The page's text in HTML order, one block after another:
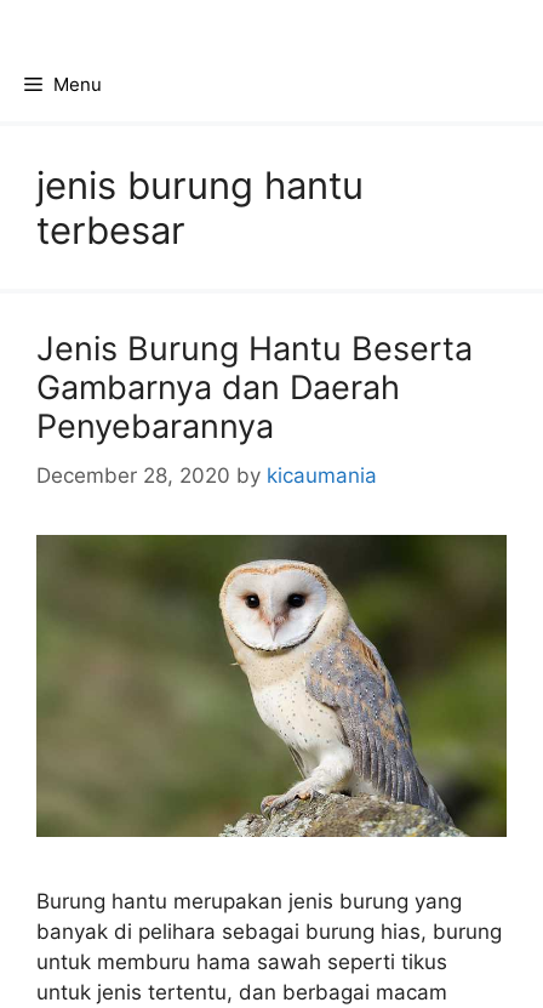
contentMenu
jenis burung hantu
terbesar
Jenis Burung Hantu Beserta
Gambarnya dan Daerah
Penyebarannya
December 28, 2020 by kicaumania
Burung hantu merupakan jenis burung yang
banyak di pelihara sebagai burung hias, burung
untuk memburu hama sawah seperti tikus
untuk jenis tertentu, dan berbagai macam